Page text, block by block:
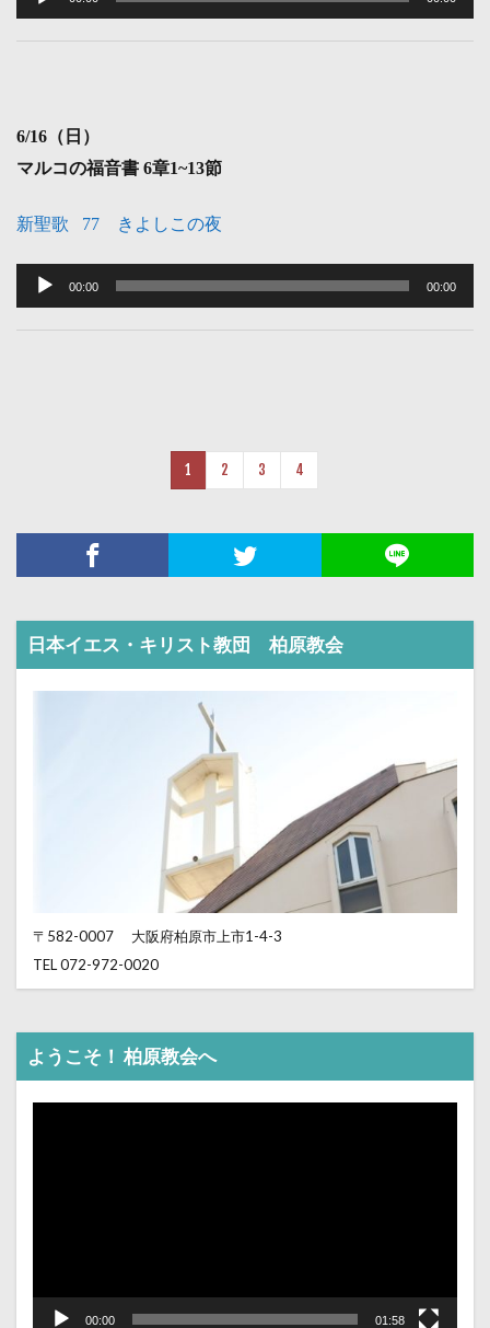
ー
6/16（日）
マルコの福音書 6章1~13節
新聖歌 77 きよしこの夜
00:00 00:00
1 2 3 4
日本イエス・キリスト教団 柏原教会
〒582-0007
大阪府柏原市上市1-4-3
TEL 072-972-0020
ようこそ！ 柏原教会へ
動
00:00 01:58